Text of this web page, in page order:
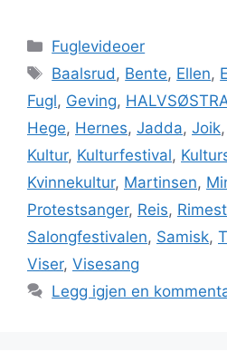
Kategorier
Fuglevideoer
Stikkord
Baalsrud , Bente, Ellen,
Fugl, Geving,
Hege, Hernes, Jadda, Joik,
Kultur, Kulturfestival,
Kvinnekultur, Martinsen,
Protestsanger, Reis,
Salongfestivalen, Samisk,
Viser, Visesang
Legg igjen en